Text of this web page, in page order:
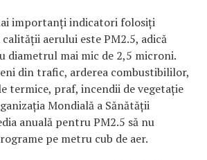
importanți indicatori folosiți
aerului este PM2.5, adică
diametrul mai mic de 2,5 microni.
din trafic, arderea combustibililor,
termice, praf, incendii de vegetație
Mondială a Sănătății
anuală pentru PM2.5 să nu
pe metru cub de aer.